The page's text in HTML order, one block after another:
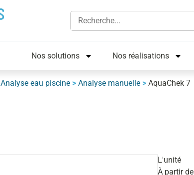
Nos solutions Nos réalisations
Analyse eau piscine > Analyse manuelle > AquaChek 7
L'unité
À partir de